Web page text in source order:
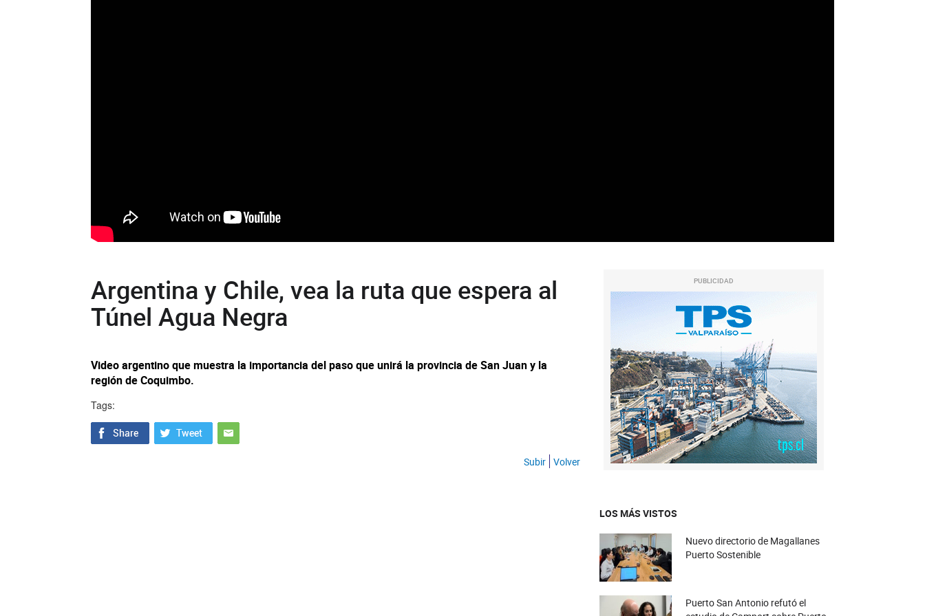
Argentina y Chile, vea la ruta que espera al
Túnel Agua Negra
Video argentino que muestra la importancia del paso que unirá la provincia de San Juan y la
región de Coquimbo.
Tags:
Subir Volver
PUBLICIDAD
LOS MÁS VISTOS
Nuevo directorio de Magallanes
Puerto Sostenible
Puerto San Antonio refutó el